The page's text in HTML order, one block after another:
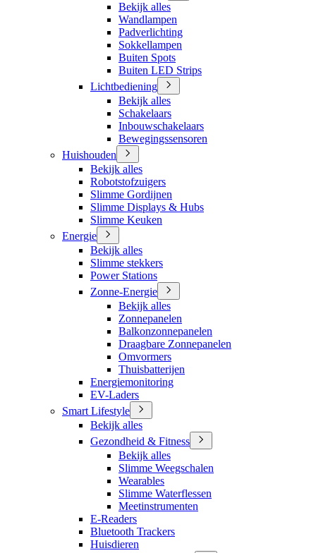
Bekijk alles
Wandlampen
Padverlichting
Sokkellampen
Buiten Spots
Buiten LED Strips
Lichtbediening
Bekijk alles
Schakelaars
Inbouwschakelaars
Bewegingssensoren
Huishouden
Bekijk alles
Robotstofzuigers
Slimme Gordijnen
Slimme Displays & Hubs
Slimme Keuken
Energie
Bekijk alles
Slimme stekkers
Power Stations
Zonne-Energie
Bekijk alles
Zonnepanelen
Balkonzonnepanelen
Draagbare Zonnepanelen
Omvormers
Thuisbatterijen
Energiemonitoring
EV-Laders
Smart Lifestyle
Bekijk alles
Gezondheid & Fitness
Bekijk alles
Slimme Weegschalen
Wearables
Slimme Waterflessen
Meetinstrumenten
E-Readers
Bluetooth Trackers
Huisdieren